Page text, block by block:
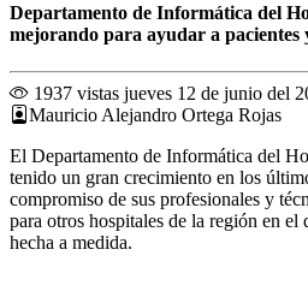
Departamento de Informática del
mejorando para ayudar a pacientes
1937 vistas jueves 12 de junio del
Mauricio Alejandro Ortega Rojas
El Departamento de Informática del
tenido un gran crecimiento en los
compromiso de sus profesionales y
para otros hospitales de la región en
hecha a medida.